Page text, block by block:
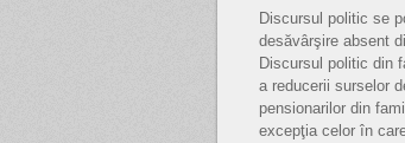
Discursul politic se
desăvârşire absent
Discursul politic din
a reducerii surselor
pensionarilor din
excepţia celor în